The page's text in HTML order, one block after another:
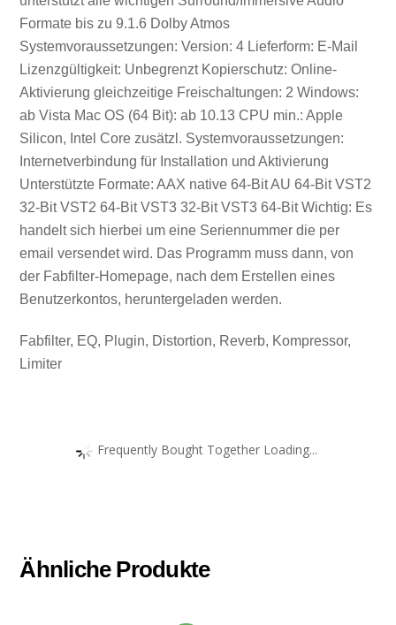
Formate bis zu 9.1.6 Dolby Atmos
Systemvoraussetzungen: Version: 4 Lieferform: E-Mail
Lizenzgültigkeit: Unbegrenzt Kopierschutz: Online-
Aktivierung gleichzeitige Freischaltungen: 2 Windows:
ab Vista Mac OS (64 Bit): ab 10.13 CPU min.: Apple
Silicon, Intel Core zusätzl. Systemvoraussetzungen:
Internetverbindung für Installation und Aktivierung
Unterstützte Formate: AAX native 64-Bit AU 64-Bit VST2
32-Bit VST2 64-Bit VST3 32-Bit VST3 64-Bit Wichtig: Es
handelt sich hierbei um eine Seriennummer die per
email versendet wird. Das Programm muss dann, von
der Fabfilter-Homepage, nach dem Erstellen eines
Benutzerkontos, heruntergeladen werden.
Fabfilter, EQ, Plugin, Distortion, Reverb, Kompressor,
Limiter
Frequently Bought Together Loading...
Ähnliche Produkte